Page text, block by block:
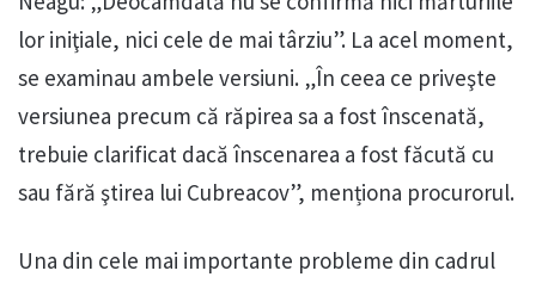
lor iniţiale, nici cele de mai târziu”. La acel moment,
se examinau ambele versiuni. „În ceea ce priveşte
versiunea precum că răpirea sa a fost înscenată,
trebuie clarificat dacă înscenarea a fost făcută cu
sau fără ştirea lui Cubreacov”, menționa procurorul.
Una din cele mai importante probleme din cadrul